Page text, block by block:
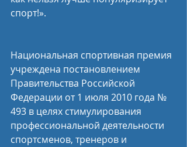
спорт!».
Национальная спортивная премия
учреждена постановлением
Правительства Российской
Федерации от 1 июля 2010 года №
493 в целях стимулирования
профессиональной деятельности
спортсменов, тренеров и